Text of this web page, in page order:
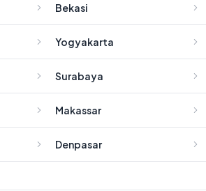
Bekasi
Yogyakarta
Surabaya
Makassar
Denpasar